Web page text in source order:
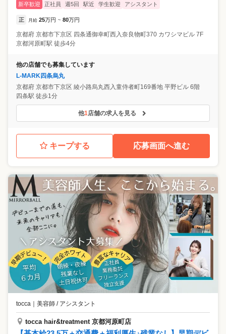
新卒歓迎 正社員 週5回 駅近 学生歓迎 アシスタント
正 月給 25万円 ~ 80万円
京都府 京都市下京区 四条通御幸町西入奈良物町370 カワシマビル 7F
京都河原町駅 徒歩4分
他の店舗でも募集しています
L-MARK四条烏丸
京都府 京都市下京区 綾小路烏丸西入童侍者町169番地 平野ビル 6階
四条駅 徒歩1分
他1店舗の求人を見る
キープする 応募画面へ進む
tocca ｜ 美容師 / アシスタント
tocca hair&treatment 京都河原町店